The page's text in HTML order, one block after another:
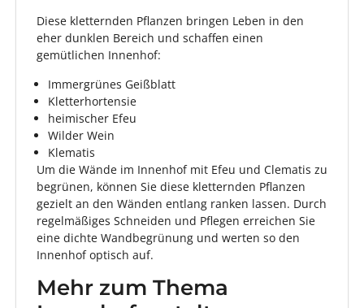
Diese kletternden Pflanzen bringen Leben in den
eher dunklen Bereich und schaffen einen
gemütlichen Innenhof:
Immergrünes Geißblatt
Kletterhortensie
heimischer Efeu
Wilder Wein
Klematis
Um die Wände im Innenhof mit Efeu und Clematis zu
begrünen, können Sie diese kletternden Pflanzen
gezielt an den Wänden entlang ranken lassen. Durch
regelmäßiges Schneiden und Pflegen erreichen Sie
eine dichte Wandbegrünung und werten so den
Innenhof optisch auf.
Mehr zum Thema